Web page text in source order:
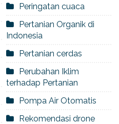
Peringatan cuaca
Pertanian Organik di
Indonesia
Pertanian cerdas
Perubahan Iklim
terhadap Pertanian
Pompa Air Otomatis
Rekomendasi drone